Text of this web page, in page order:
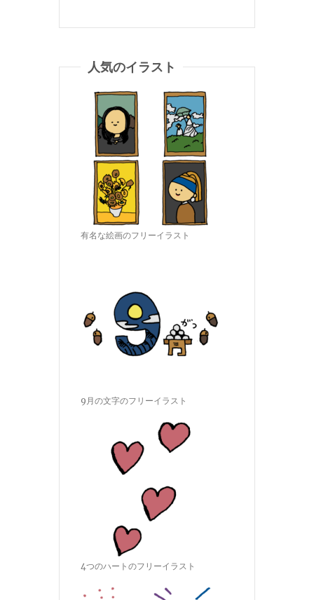
人気のイラスト
有名な絵画のフリーイラスト
9月の文字のフリーイラスト
4つのハートのフリーイラスト